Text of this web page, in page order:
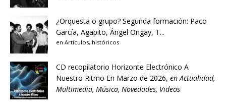
¿Orquesta o grupo? Segunda formación: Paco
García, Agapito, Ángel Ongay, T...
en Artículos, históricos
CD recopilatorio Horizonte Electrónico A
Nuestro Ritmo En Marzo de 2026, en Actualidad,
Multimedia, Música, Novedades, Videos